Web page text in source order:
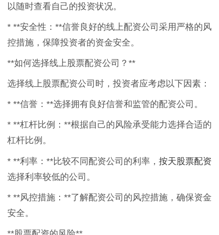
以随时查看自己的投资状况。
* **安全性：**信誉良好的线上配资公司采用严格的风
控措施，保障投资者的资金安全。
**如何选择线上股票配资公司？**
选择线上股票配资公司时，投资者应考虑以下因素：
* **信誉：**选择拥有良好信誉和监管的配资公司。
* **杠杆比例：**根据自己的风险承受能力选择合适的
杠杆比例。
* **利率：**比较不同配资公司的利率， 按天股票配资
选择利率较低的公司。
* **风控措施：**了解配资公司的风控措施，确保资金
安全。